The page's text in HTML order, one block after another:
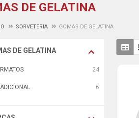
DE GELATINA
SORVETERIA GOMAS DE GELATINA
DE GELATINA
24
6